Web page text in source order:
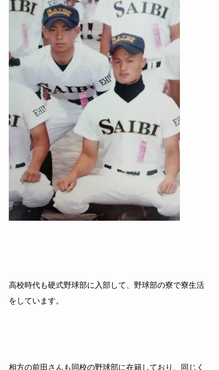
高校時代も硬式野球部に入部して、野球部の寮で寮生活
をしています。
相方の前田さんも同校の野球部に在籍しており、同じく